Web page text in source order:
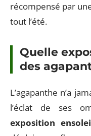
récompensé par
tout l’été.
Quelle
des
L’agapanthe n’a
l’éclat de ses
exposition